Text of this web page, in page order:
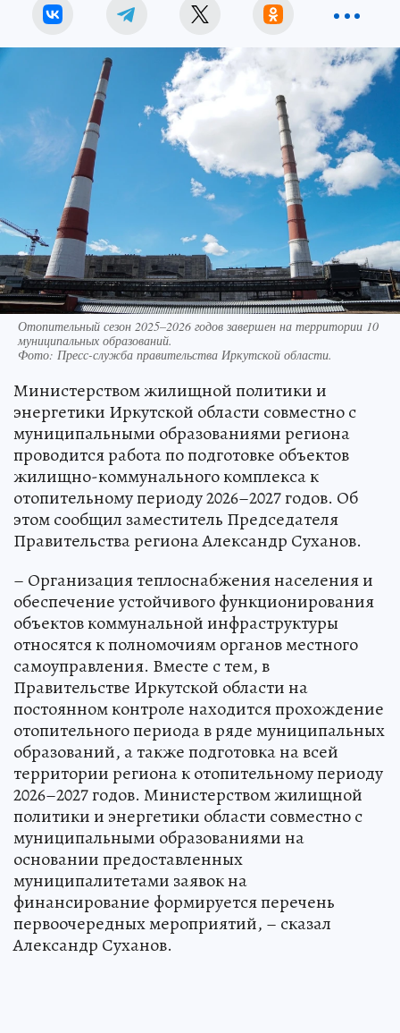
Отопительный сезон 2025–2026 годов завершен на территории 10
муниципальных образований.
Фото: Пресс-служба правительства Иркутской области.
Министерством жилищной политики и
энергетики Иркутской области совместно с
муниципальными образованиями региона
проводится работа по подготовке объектов
жилищно-коммунального комплекса к
отопительному периоду 2026–2027 годов. Об
этом сообщил заместитель Председателя
Правительства региона Александр Суханов.
– Организация теплоснабжения населения и
обеспечение устойчивого функционирования
объектов коммунальной инфраструктуры
относятся к полномочиям органов местного
самоуправления. Вместе с тем, в
Правительстве Иркутской области на
постоянном контроле находится прохождение
отопительного периода в ряде муниципальных
образований, а также подготовка на всей
территории региона к отопительному периоду
2026–2027 годов. Министерством жилищной
политики и энергетики области совместно с
муниципальными образованиями на
основании предоставленных
муниципалитетами заявок на
финансирование формируется перечень
первоочередных мероприятий, – сказал
Александр Суханов.